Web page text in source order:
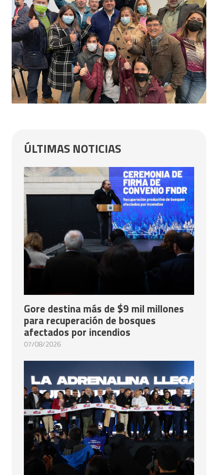
ÚLTIMAS NOTICIAS
Gore destina más de $9 mil millones
para recuperación de bosques
afectados por incendios
07/08/2026